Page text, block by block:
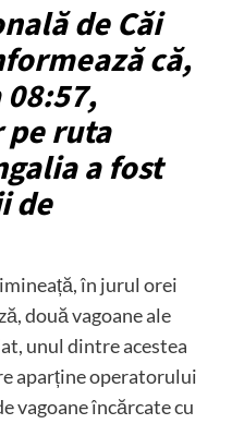
de Căi
că,
ruta
a fost
de
în jurul orei
două vagoane ale
unul dintre acestea
aparține operatorului
vagoane încărcate cu